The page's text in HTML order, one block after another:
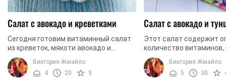
Салат с авокадо и креветками
Сегодня готовим витаминный салат
из креветок, мякоти авокадо и
помидоров черри. Для заправки
будем использовать оливковое
масло и лимонный сок. Салат ...
Виктория Жмайло
4
20 5
Салат с авокадо и
Этот салат содержит
количество
других полезных
рекомендуется
тем, кто хочет
Виктория Жмайло
5
30